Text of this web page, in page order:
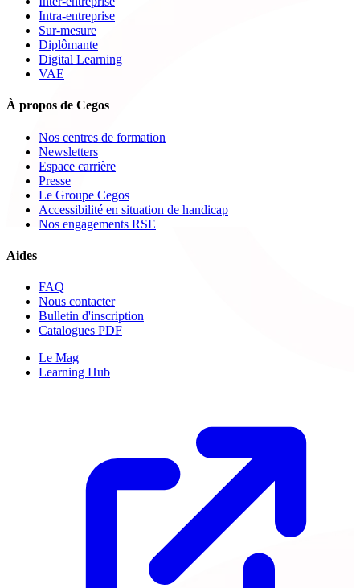
Intra-entreprise
Sur-mesure
Diplômante
Digital Learning
VAE
À propos de Cegos
Nos centres de formation
Newsletters
Espace carrière
Presse
Le Groupe Cegos
Accessibilité en situation de handicap
Nos engagements RSE
Aides
FAQ
Nous contacter
Bulletin d'inscription
Catalogues PDF
Le Mag
Learning Hub